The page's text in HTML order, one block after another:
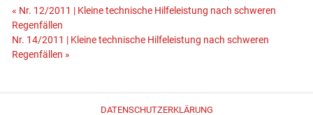
Beitragsnavigation
« Nr. 12/2011 | Kleine technische Hilfeleistung nach schweren
Regenfällen
Nr. 14/2011 | Kleine technische Hilfeleistung nach schweren
Regenfällen »
DATENSCHUTZERKLÄRUNG